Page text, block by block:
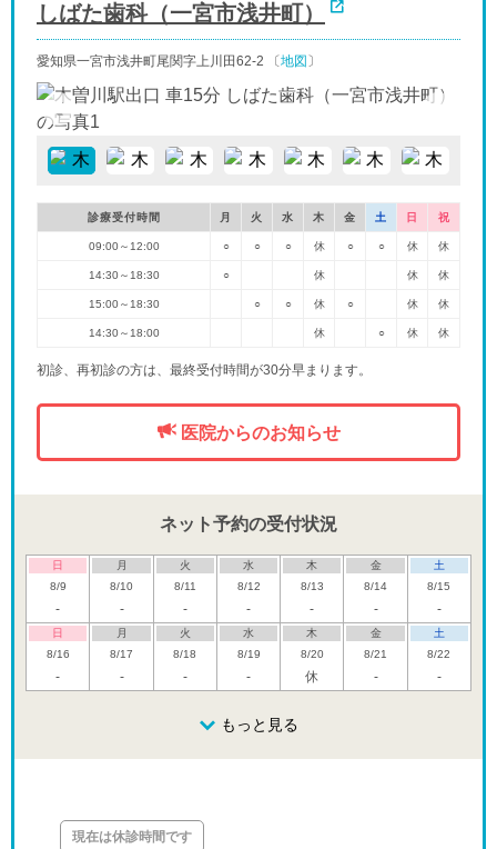
しばた歯科（一宮市浅井町）
愛知県一宮市浅井町尾関字上川田62-2 〔地図 〕
診療受付時間 月 火 水 木 金 土 日 祝
09:00～12:00 ○ ○ ○ 休 ○ ○ 休 休
14:30～18:30 ○ 休 休 休
15:00～18:30 ○ ○ 休 ○ 休 休
14:30～18:00 休 ○ 休 休
初診、再初診の方は、最終受付時間が30分早まります。
医院からのお知らせ
ネット予約の受付状況
日
8/9
-
月
8/10
-
火
8/11
-
水
8/12
-
木
8/13
-
金
8/14
-
土
8/15
-
日
8/16
-
月
8/17
-
火
8/18
-
水
8/19
-
木
8/20
休
金
8/21
-
土
8/22
-
8/26
月
火
もっと見る
現在は休診時間です